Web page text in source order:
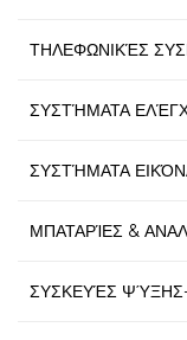
ΤΗΛΕΦΩΝΙΚΈΣ
ΣΥΣΤΉΜΑΤΑ
ΣΥΣΤΉΜΑΤΑ
ΜΠΑΤΑΡΊΕΣ &
ΣΥΣΚΕΥΈΣ